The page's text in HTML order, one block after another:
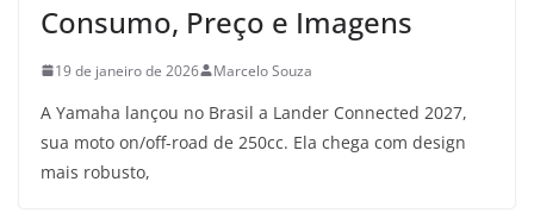
Consumo, Preço e Imagens
19 de janeiro de 2026 Marcelo Souza
A Yamaha lançou no Brasil a Lander Connected 2027,
sua moto on/off-road de 250cc. Ela chega com design
mais robusto,